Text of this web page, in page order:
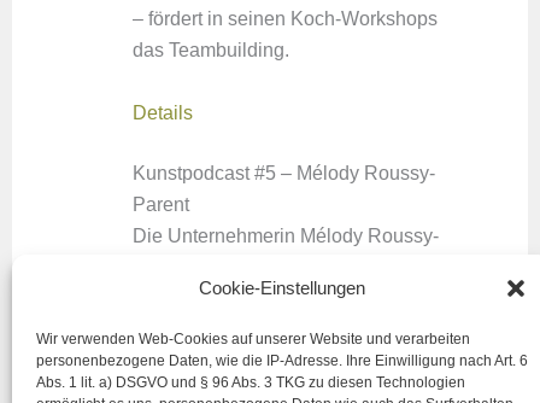
Cookie-Einstellungen
Wir verwenden Web-Cookies auf unserer Website und verarbeiten
personenbezogene Daten, wie die IP-Adresse. Ihre Einwilligung nach Art. 6
Abs. 1 lit. a) DSGVO und § 96 Abs. 3 TKG zu diesen Technologien
– fördert in seinen Koch-Workshops
das Teambuilding.
Details
Kunstpodcast #5 – Mélody Roussy-
Parent
Die Unternehmerin Mélody Roussy-
kanadische Spezialitäten in Europa.
Details
«
Vorherige Seite1 2 3 4Nächste Seite »